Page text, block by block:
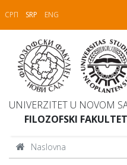
СРП SRP ENG
UNIVERZITET U NOVOM
FILOZOFSKI FAKULTET
Naslovna